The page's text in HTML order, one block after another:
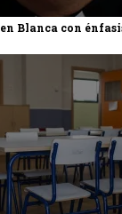
Blanca con